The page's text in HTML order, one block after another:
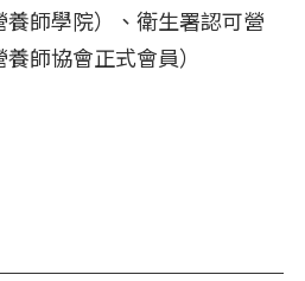
師學院）、衛生署認可營
師協會正式會員）